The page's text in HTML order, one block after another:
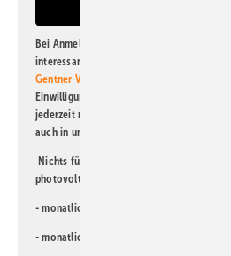
Bei Anmeldung zu diesem Newsletter bin
interessante Verlags- und Online-Angebote
Gentner Verlag GmbH & Co. KG
Einwilligung kann ich jederzeit widerrufen
jederzeit möglich. Informationen zum
auch in unserer
Nichts für Sie dabei? Dann lesen Sie doch
photovoltaik-Newsletter!
- monatlicher
- monatlicher